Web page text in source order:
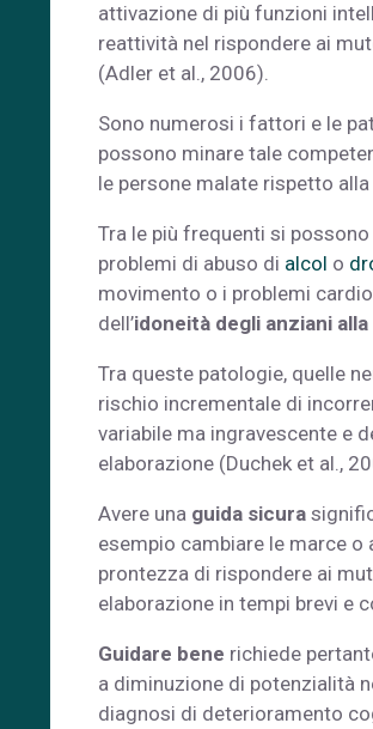
attivazione di più funzioni
reattività nel rispondere ai
(Adler et al., 2006).
Sono numerosi i fattori e le
possono minare tale
le persone malate rispetto
Tra le più frequenti si
problemi di abuso di alcol o
movimento o i problemi
dell’idoneità degli anziani alla
Tra queste patologie, quelle
rischio incrementale di
variabile ma ingravescente e
elaborazione (Duchek et al.,
Avere una guida sicura
esempio cambiare le marce o
prontezza di rispondere ai
elaborazione in tempi brevi e
Guidare bene richiede
a diminuzione di potenzialità
diagnosi di deterioramento